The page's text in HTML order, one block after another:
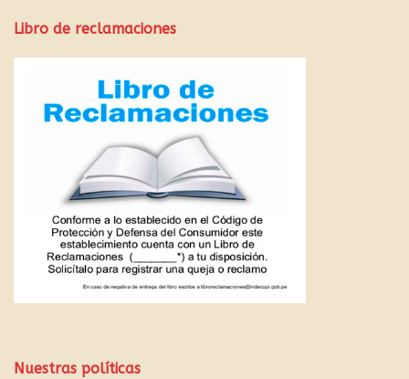
Libro de reclamaciones
Nuestras políticas